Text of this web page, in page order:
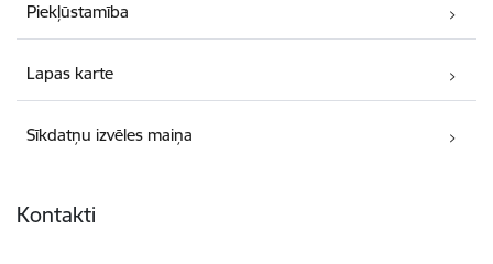
Piekļūstamība
Lapas karte
Sīkdatņu izvēles maiņa
Kontakti